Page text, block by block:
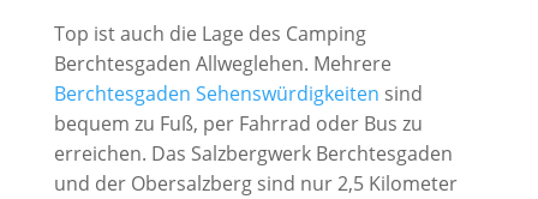
Top ist auch die Lage des Camping
Berchtesgaden Allweglehen. Mehrere
Berchtesgaden Sehenswürdigkeiten sind
bequem zu Fuß, per Fahrrad oder Bus zu
erreichen. Das Salzbergwerk Berchtesgaden
und der Obersalzberg sind nur 2,5 Kilometer